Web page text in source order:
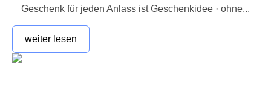
Geschenk für jeden Anlass ist Geschenkidee · ohne...
weiter lesen